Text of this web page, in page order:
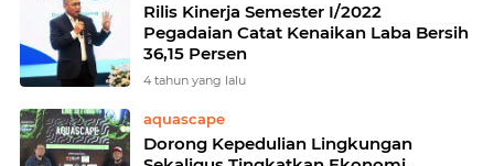
Rilis Kinerja Semester I/2022
Pegadaian Catat Kenaikan Laba Bersih
36,15 Persen
4 tahun yang lalu
aquascape
Dorong Kepedulian Lingkungan